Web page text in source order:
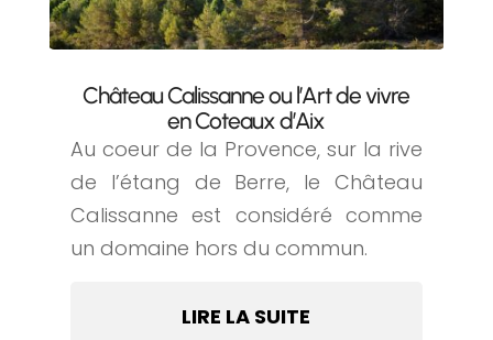
Château Calissanne ou l’Art de vivre
en Coteaux d’Aix
Au coeur de la Provence, sur la rive
de l’étang de Berre, le Château
Calissanne est considéré comme
un domaine hors du commun.
LIRE LA SUITE